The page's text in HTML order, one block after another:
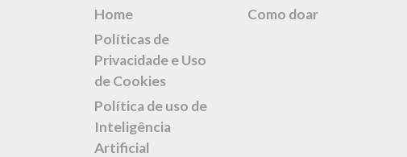
Home
Políticas de
Privacidade e Uso
de Cookies
Política de uso de
Inteligência
Artificial
Como doar